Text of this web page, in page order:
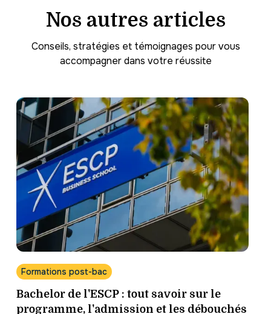
Nos autres articles
Conseils, stratégies et témoignages pour vous
accompagner dans votre réussite
Formations post-bac
Bachelor de l'ESCP : tout savoir sur le
programme, l'admission et les débouchés